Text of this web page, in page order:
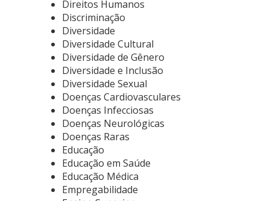
Direitos Humanos
Discriminação
Diversidade
Diversidade Cultural
Diversidade de Gênero
Diversidade e Inclusão
Diversidade Sexual
Doenças Cardiovasculares
Doenças Infecciosas
Doenças Neurológicas
Doenças Raras
Educação
Educação em Saúde
Educação Médica
Empregabilidade